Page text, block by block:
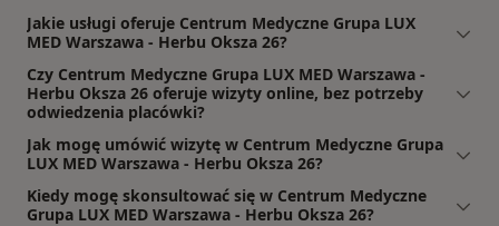
Jakie usługi oferuje Centrum Medyczne Grupa LUX
MED Warszawa - Herbu Oksza 26?
Czy Centrum Medyczne Grupa LUX MED Warszawa -
Herbu Oksza 26 oferuje wizyty online, bez potrzeby
odwiedzenia placówki?
Jak mogę umówić wizytę w Centrum Medyczne Grupa
LUX MED Warszawa - Herbu Oksza 26?
Kiedy mogę skonsultować się w Centrum Medyczne
Grupa LUX MED Warszawa - Herbu Oksza 26?